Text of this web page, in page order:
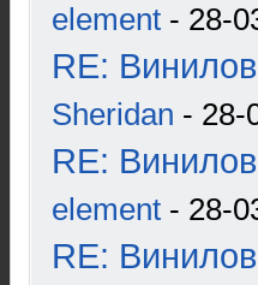
element - 28-
RE:
Sheridan - 28-
RE:
element - 28-
RE: